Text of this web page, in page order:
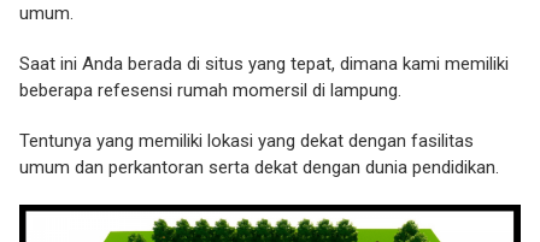
umum.
Saat ini Anda berada di situs yang tepat, dimana kami memiliki
beberapa refesensi rumah momersil di lampung.
Tentunya yang memiliki lokasi yang dekat dengan fasilitas
umum dan perkantoran serta dekat dengan dunia pendidikan.